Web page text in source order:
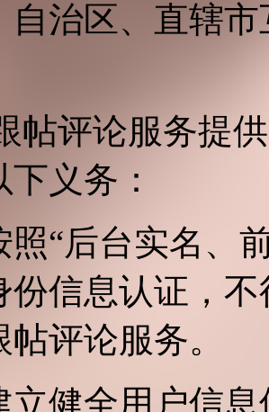
自治区、直辖
帖评论服务提
义务：
照“后台实名、
份信息认证，
评论服务。
立健全用户信